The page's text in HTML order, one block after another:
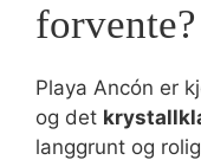
forvente?
Playa Ancón er
og det
langgrunt og